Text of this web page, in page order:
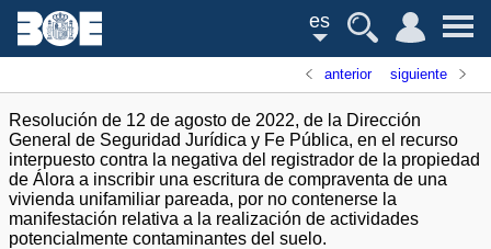
es
anterior siguiente
Resolución de 12 de agosto de 2022, de la Dirección
General de Seguridad Jurídica y Fe Pública, en el recurso
interpuesto contra la negativa del registrador de la propiedad
de Álora a inscribir una escritura de compraventa de una
vivienda unifamiliar pareada, por no contenerse la
manifestación relativa a la realización de actividades
potencialmente contaminantes del suelo.